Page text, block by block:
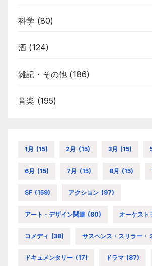
科学 (80)
酒 (124)
雑記・その他 (186)
音楽 (195)
1月 (15) 2月 (15) 3月 (15)
6月 (15) 7月 (15) 8月 (15)
SF (159) アクション (97)
アート・デザイン関連 (80) オーケスト
コメディ (38) サスペンス・スリラー・
ドキュメンタリー (17) ドラマ (87)